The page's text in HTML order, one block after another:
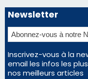
Éclipse du 12 août :
d'un spectacle qui
Bastia – Le festival
avant le concert de
En Corse, un début
consommation en